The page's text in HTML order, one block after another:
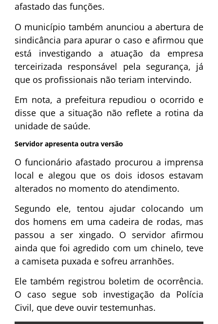
afastado das funções.
O município também anunciou a abertura de
sindicância para apurar o caso e afirmou que
está investigando a atuação da empresa
terceirizada responsável pela segurança, já
que os profissionais não teriam intervindo.
Em nota, a prefeitura repudiou o ocorrido e
disse que a situação não reflete a rotina da
unidade de saúde.
Servidor apresenta outra versão
O funcionário afastado procurou a imprensa
local e alegou que os dois idosos estavam
alterados no momento do atendimento.
Segundo ele, tentou ajudar colocando um
dos homens em uma cadeira de rodas, mas
passou a ser xingado. O servidor afirmou
ainda que foi agredido com um chinelo, teve
a camiseta puxada e sofreu arranhões.
Ele também registrou boletim de ocorrência.
O caso segue sob investigação da Polícia
Civil, que deve ouvir testemunhas.